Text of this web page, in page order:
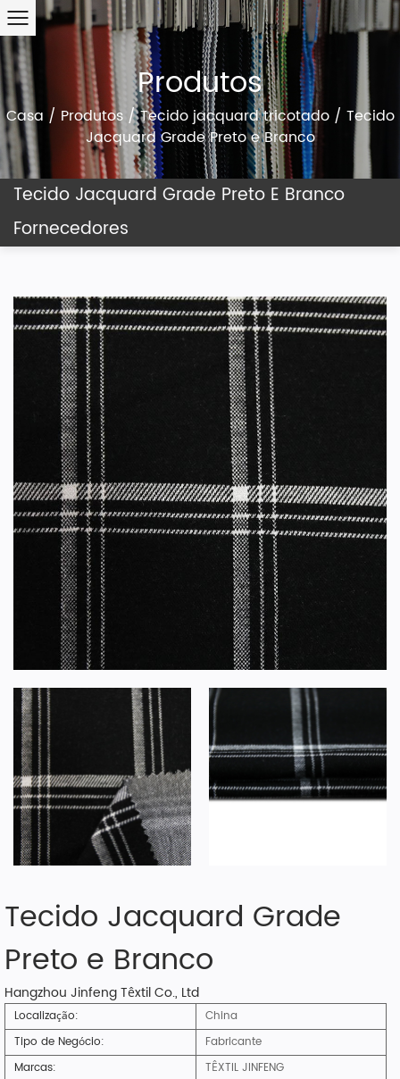
Produtos
Casa / Produtos/Tecido jacquard tricotado/ Tecido
Jacquard Grade Preto e Branco
Tecido Jacquard Grade Preto E Branco
Fornecedores
Tecido Jacquard Grade
Preto e Branco
Hangzhou Jinfeng Têxtil Co., Ltd
Localização:
China
Tipo de Negócio:
Fabricante
Marcas:
TÊXTIL JINFENG